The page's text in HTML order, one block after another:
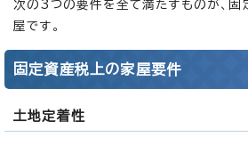
次の3つの要件を全て満たすものが、
屋です。
固定資産税上の家屋要件
土地定着性